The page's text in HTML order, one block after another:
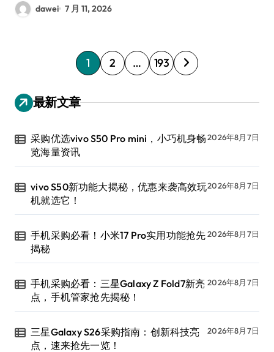
dawei 7 月 11, 2026
文
章
分
1 2 … 193
最新文章
采购优选vivo S50 Pro mini，小巧机身畅
览海量资讯
2026年8月7日
vivo S50新功能大揭秘，优惠来袭高效玩
机就选它！
2026年8月7日
手机采购必看！小米17 Pro实用功能抢先
揭秘
2026年8月7日
手机采购必看：三星Galaxy Z Fold7新亮
点，手机管家抢先揭秘！
2026年8月7日
三星Galaxy S26采购指南：创新科技亮
点，速来抢先一览！
2026年8月7日